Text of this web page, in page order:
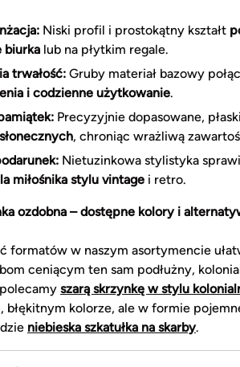
Niski profil i prostokątny kształt
biurka lub na płytkim regale.
trwałość: Gruby materiał bazowy
i codzienne użytkowanie.
Precyzyjnie dopasowane,
, chroniąc wrażliwą
Nietuzinkowa stylistyka
miłośnika stylu vintage i retro.
ozdobna – dostępne kolory i
formatów w naszym asortymencie
ceniącym ten sam podłużny,
szarą skrzynkę w stylu
błękitnym kolorze, ale w formie
niebieska szkatułka na skarby.